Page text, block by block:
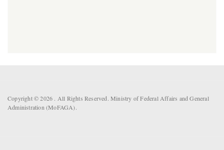
Copyright © 2026 . All Rights Reserved. Ministry of Federal Affairs and General
Administration (MoFAGA).